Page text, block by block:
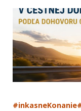
#inkasneKonanie